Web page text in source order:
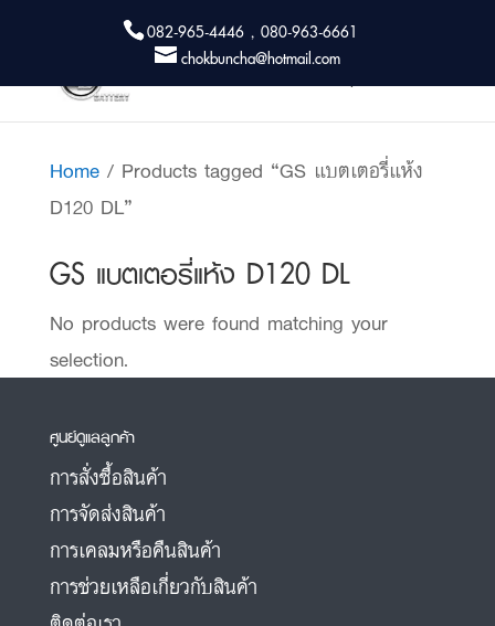
082-965-4446 , 080-963-6661
chokbuncha@hotmail.com
Home/ Products tagged “GS แบตเตอรี่แห้ง
D120 DL”
GS แบตเตอรี่แห้ง D120 DL
No products were found matching your
selection.
ศูนย์ดูแลลูกค้า
การสั่งซื้อสินค้า
การจัดส่งสินค้า
การเคลมหรือคืนสินค้า
การช่วยเหลือเกี่ยวกับสินค้า